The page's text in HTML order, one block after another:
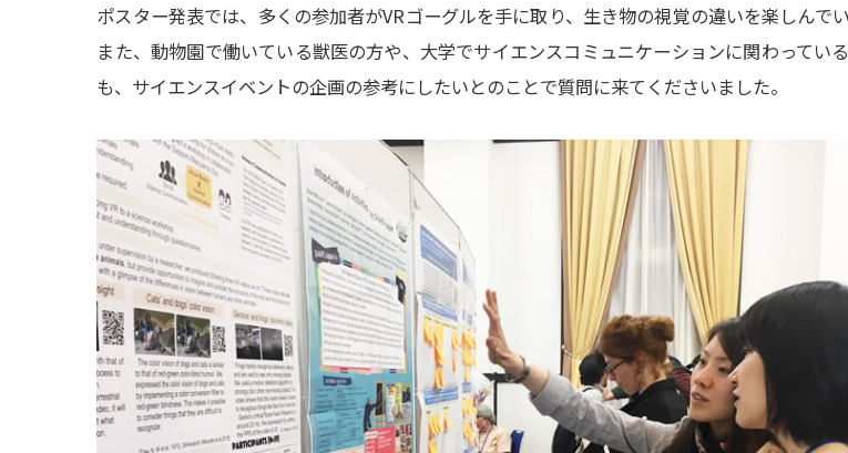
ポスター発表では、多くの参加者がVRゴーグルを手に取り、生き物の視覚の違いを楽しんでい
また、動物園で働いている獣医の方や、大学でサイエンスコミュニケーションに関わってい
も、サイエンスイベントの企画の参考にしたいとのことで質問に来てくださいました。